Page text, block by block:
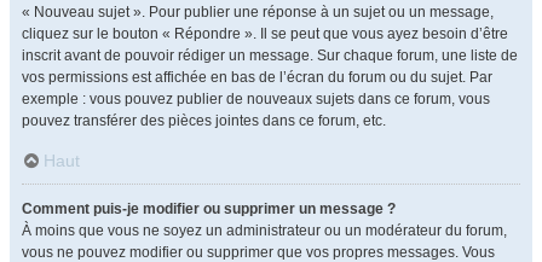
« Nouveau sujet ». Pour publier une réponse à un sujet ou un message,
cliquez sur le bouton « Répondre ». Il se peut que vous ayez besoin d’être
inscrit avant de pouvoir rédiger un message. Sur chaque forum, une liste de
vos permissions est affichée en bas de l’écran du forum ou du sujet. Par
exemple : vous pouvez publier de nouveaux sujets dans ce forum, vous
pouvez transférer des pièces jointes dans ce forum, etc.
Haut
Comment puis-je modifier ou supprimer un message ?
À moins que vous ne soyez un administrateur ou un modérateur du forum,
vous ne pouvez modifier ou supprimer que vos propres messages. Vous